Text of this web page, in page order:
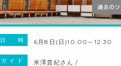
日 時 6月8日(日)10:00～12:30
ガ イ ド
米澤貴紀さん /